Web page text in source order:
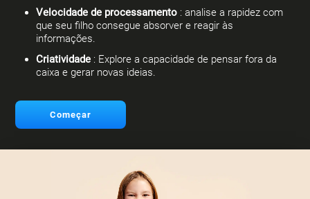
Velocidade de processamento : analise a rapidez com
que seu filho consegue absorver e reagir às
informações.
Criatividade : Explore a capacidade de pensar fora da
caixa e gerar novas ideias.
Começar